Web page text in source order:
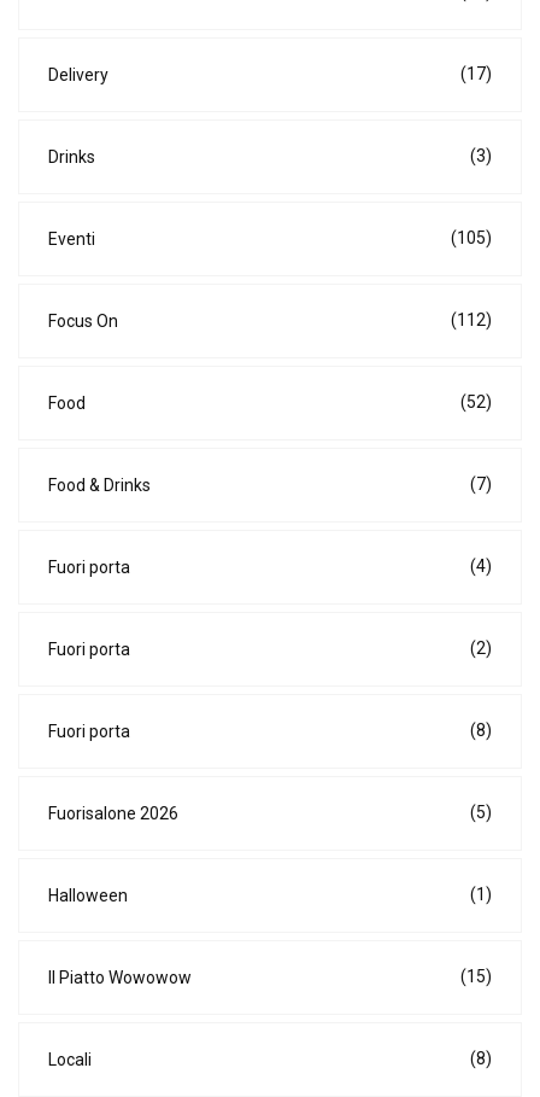
Delivery (17)
Drinks (3)
Eventi (105)
Focus On (112)
Food (52)
Food & Drinks (7)
Fuori porta (4)
Fuori porta (2)
Fuori porta (8)
Fuorisalone 2026 (5)
Halloween (1)
Il Piatto Wowowow (15)
Locali (8)